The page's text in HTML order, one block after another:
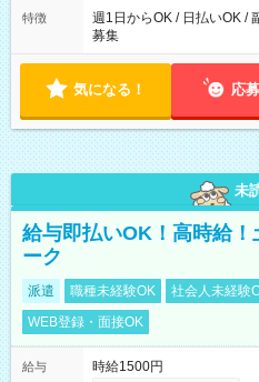
特徴
週1日からOK / 日払いOK /
募集
気になる！ 応
未
給与即払いOK！高時給！
ーク
派遣 職種未経験OK 社会人未経験
WEB登録・面接OK
給与
時給1500円